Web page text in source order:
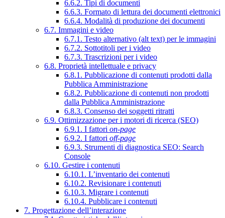
6.6.2. Tipi di documenti
6.6.3. Formato di lettura dei documenti elettronici
6.6.4. Modalità di produzione dei documenti
6.7. Immagini e video
6.7.1. Testo alternativo (alt text) per le immagini
6.7.2. Sottotitoli per i video
6.7.3. Trascrizioni per i video
6.8. Proprietà intellettuale e privacy
6.8.1. Pubblicazione di contenuti prodotti dalla
Pubblica Amministrazione
6.8.2. Pubblicazione di contenuti non prodotti
dalla Pubblica Amministrazione
6.8.3. Consenso dei soggetti ritratti
6.9. Ottimizzazione per i motori di ricerca (SEO)
6.9.1. I fattori on-page
6.9.2. I fattori off-page
6.9.3. Strumenti di diagnostica SEO: Search
Console
6.10. Gestire i contenuti
6.10.1. L’inventario dei contenuti
6.10.2. Revisionare i contenuti
6.10.3. Migrare i contenuti
6.10.4. Pubblicare i contenuti
7. Progettazione dell’interazione